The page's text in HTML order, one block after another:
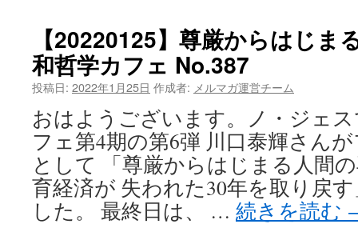
ス
タ
ー
1Day
3
弾
開
催
報
告
は
【20220125】尊厳からはじ
和哲学カフェ No.387
投稿日: 2022年1月25日 作成者: メルマガ運営チーム
おはようございます。ノ・ジェ
フェ第4期の第6弾 川口泰輝さん
として 「尊厳からはじまる人間
育経済が 失われた30年を取り戻
した。 最終日は、 … 続きを読む